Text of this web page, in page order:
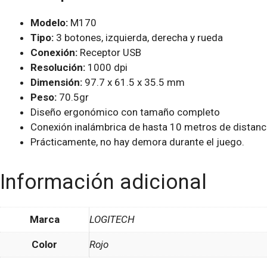
Modelo: M170
Tipo: 3 botones, izquierda, derecha y rueda
Conexión: Receptor USB
Resolución: 1000 dpi
Dimensión: 97.7 x 61.5 x 35.5 mm
Peso: 70.5gr
Diseño ergonómico con tamaño completo
Conexión inalámbrica de hasta 10 metros de
Prácticamente, no hay demora durante el juego.
Información adicional
Marca LOGITECH
Color Rojo